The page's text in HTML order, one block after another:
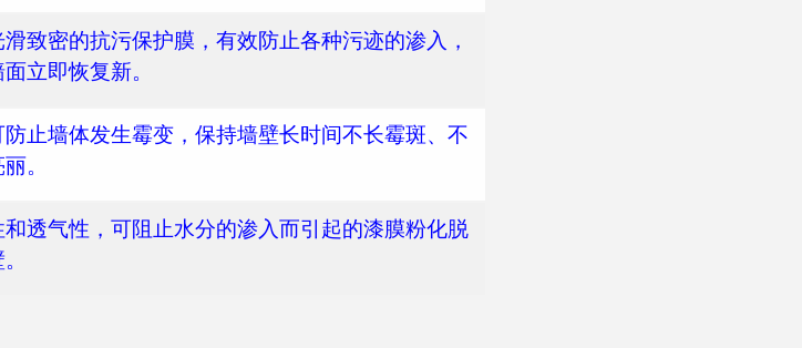
止墙体发生霉变，保持墙壁长时间不长霉斑、不
透气性，可阻止水分的渗入而引起的漆膜粉化脱